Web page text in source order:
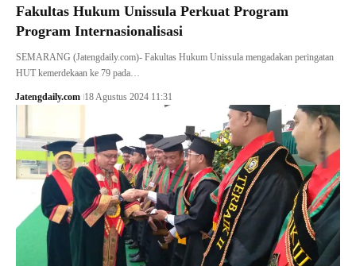
Fakultas Hukum Unissula Perkuat Program
Program Internasionalisasi
SEMARANG (Jatengdaily.com)- Fakultas Hukum Unissula mengadakan peringatan
HUT kemerdekaan ke 79 pada…
Jatengdaily.com 18 Agustus 2024 11:31